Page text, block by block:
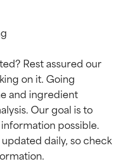
Rest assured our
on it. Going
and ingredient
Our goal is to
possible.
daily, so check
van
van